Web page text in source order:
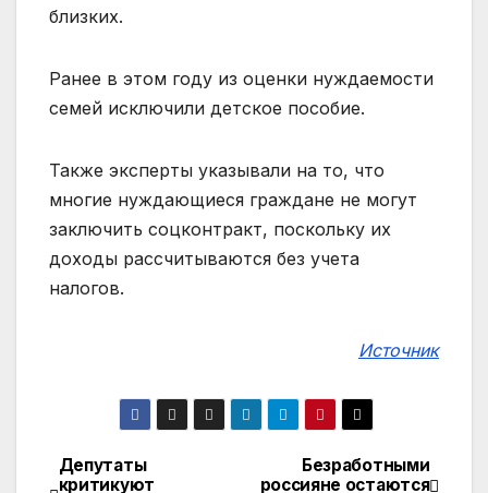
близких.
Ранее в этом году из оценки нуждаемости
семей исключили детское пособие.
Также эксперты указывали на то, что
многие нуждающиеся граждане не могут
заключить соцконтракт, поскольку их
доходы рассчитываются без учета
налогов.
Источник
Навигация
Безработными
россияне остаются
Депутаты
критикуют